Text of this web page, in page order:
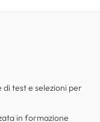
test e selezioni per
in formazione